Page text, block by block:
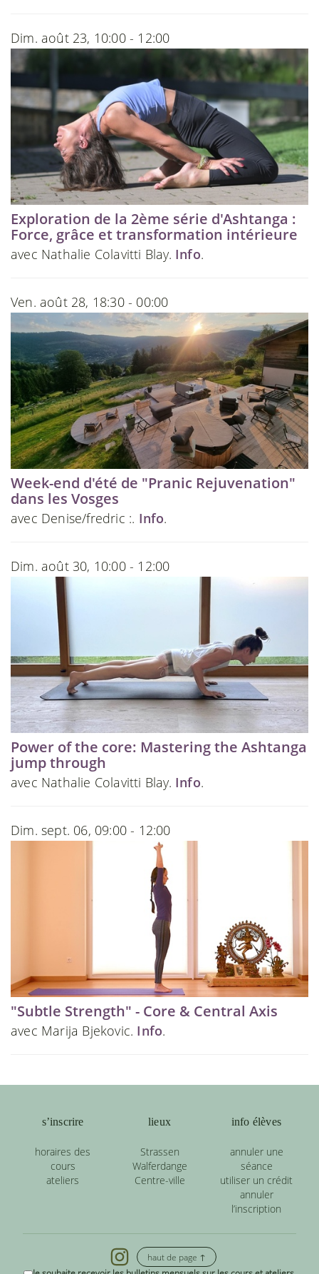
Dim. août 23, 10:00 - 12:00
Exploration de la 2ème série d'Ashtanga :
Force, grâce et transformation intérieure
avec Nathalie Colavitti Blay. Info.
Ven. août 28, 18:30 - 00:00
Week-end d'été de "Pranic Rejuvenation"
dans les Vosges
avec Denise/fredric :. Info.
Dim. août 30, 10:00 - 12:00
Power of the core: Mastering the Ashtanga
jump through
avec Nathalie Colavitti Blay. Info.
Dim. sept. 06, 09:00 - 12:00
"Subtle Strength" - Core & Central Axis
avec Marija Bjekovic. Info.
s’inscrire
horaires des
cours
ateliers
lieux
Strassen
Walferdange
Centre-ville
info élèves
annuler une
séance
utiliser un crédit
annuler
l’inscription
haut de page ↑